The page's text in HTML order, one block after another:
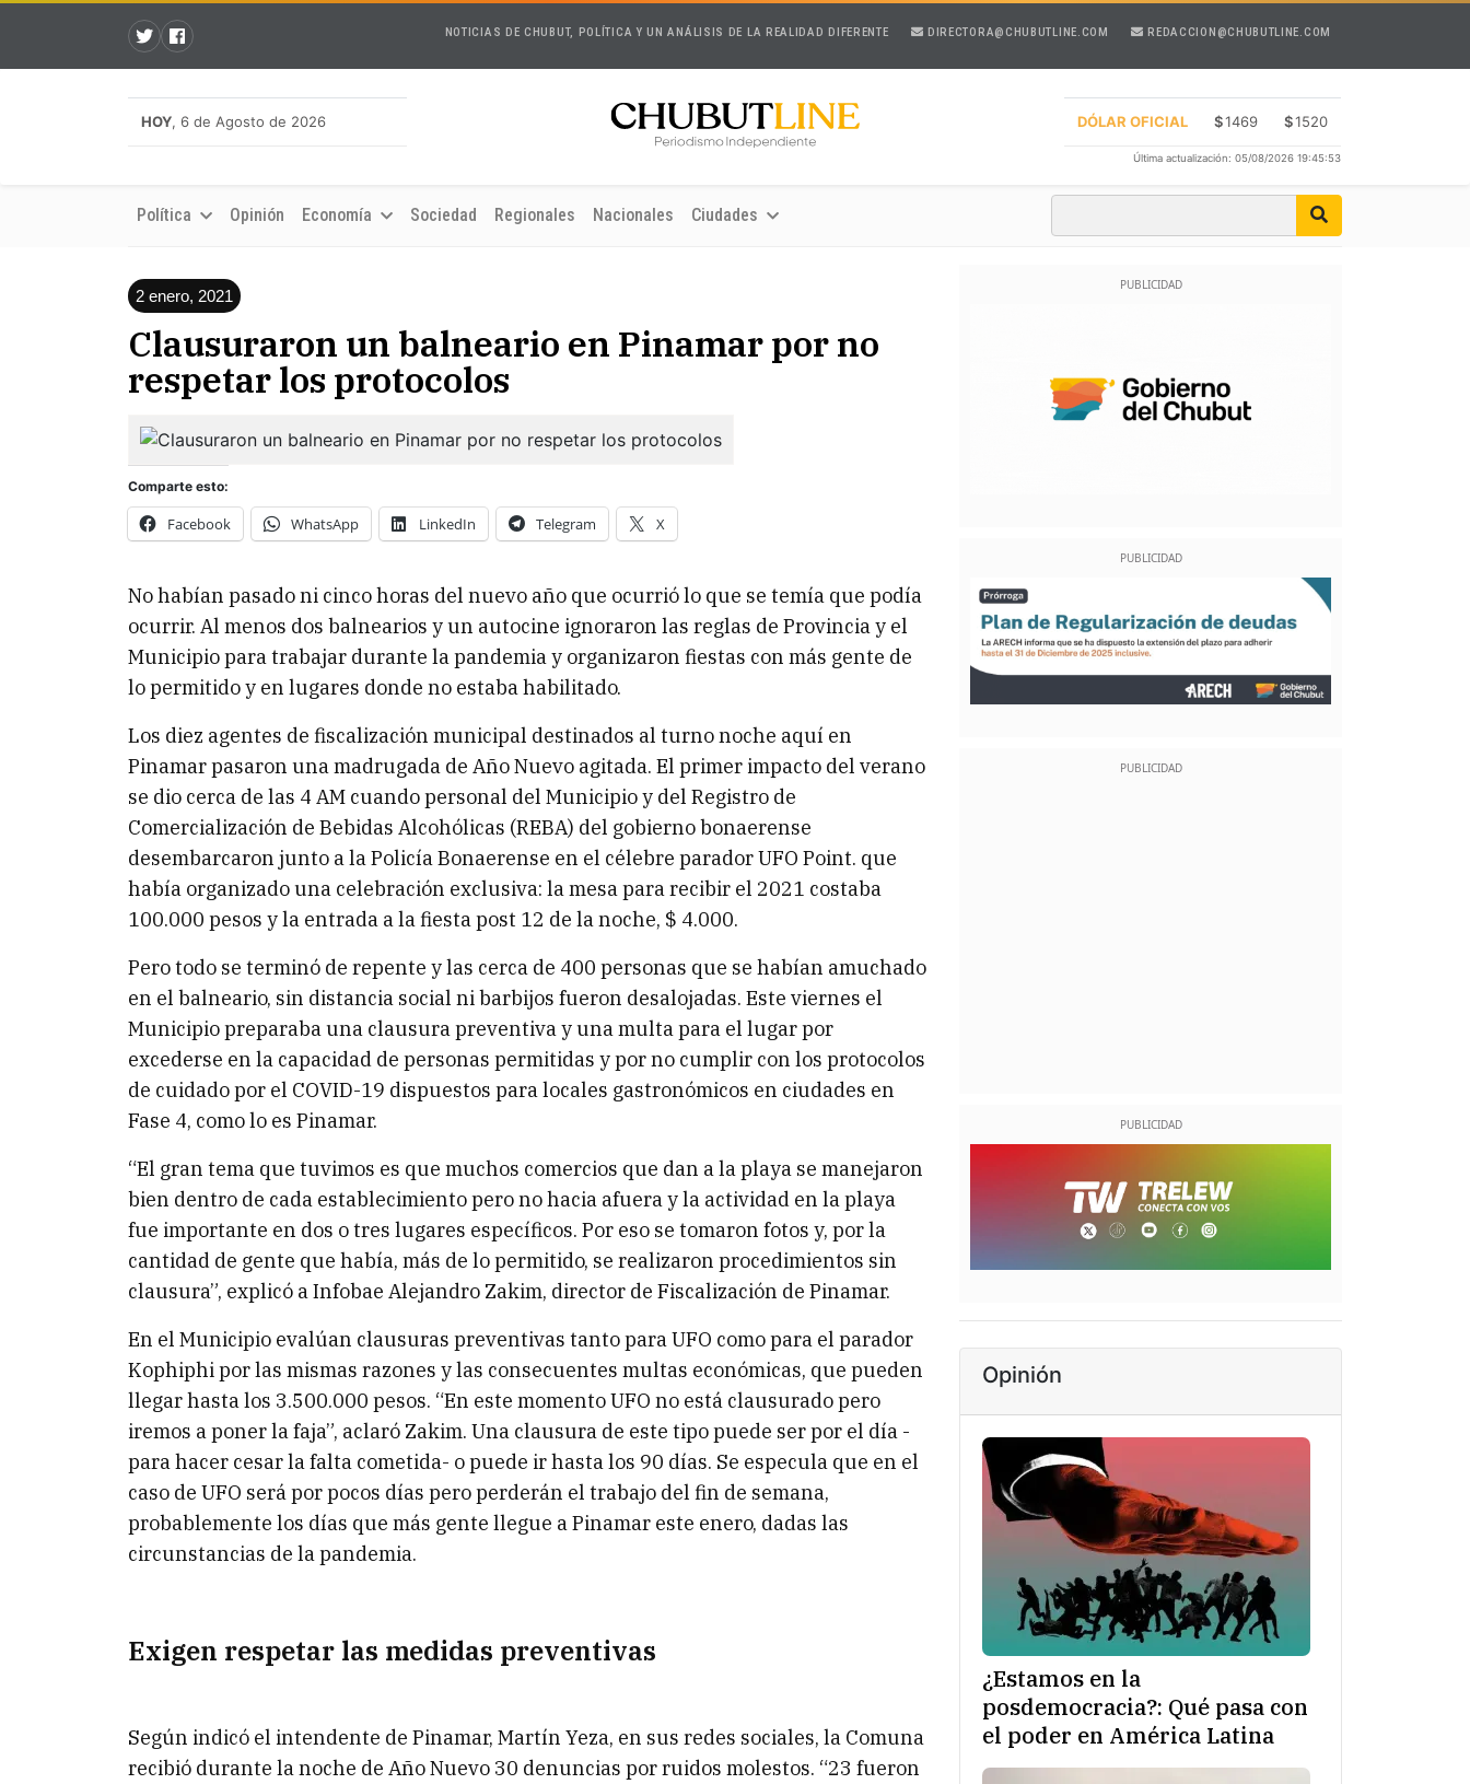
NOTICIAS DE CHUBUT, POLÍTICA Y UN ANÁLISIS DE LA REALIDAD DIFERENTE DIRECTORA@CHUBUTLINE.COM REDACCION@CHUBUTLINE.COM
HOY, 6 de Agosto de 2026 DÓLAR OFICIAL $1469 $1520
Última actualización: 05/08/2026 19:45:53
Política Opinión Economía Sociedad Regionales Nacionales Ciudades
2 enero, 2021
Clausuraron un balneario en Pinamar por no
respetar los protocolos
Comparte esto:
Facebook WhatsApp LinkedIn Telegram X
No habían pasado ni cinco horas del nuevo año que ocurrió lo que se temía que podía
ocurrir. Al menos dos balnearios y un autocine ignoraron las reglas de Provincia y el
Municipio para trabajar durante la pandemia y organizaron fiestas con más gente de
lo permitido y en lugares donde no estaba habilitado.
Los diez agentes de fiscalización municipal destinados al turno noche aquí en
Pinamar pasaron una madrugada de Año Nuevo agitada. El primer impacto del verano
se dio cerca de las 4 AM cuando personal del Municipio y del Registro de
Comercialización de Bebidas Alcohólicas (REBA) del gobierno bonaerense
desembarcaron junto a la Policía Bonaerense en el célebre parador UFO Point. que
había organizado una celebración exclusiva: la mesa para recibir el 2021 costaba
100.000 pesos y la entrada a la fiesta post 12 de la noche, $ 4.000.
Pero todo se terminó de repente y las cerca de 400 personas que se habían amuchado
en el balneario, sin distancia social ni barbijos fueron desalojadas. Este viernes el
Municipio preparaba una clausura preventiva y una multa para el lugar por
excederse en la capacidad de personas permitidas y por no cumplir con los protocolos
de cuidado por el COVID-19 dispuestos para locales gastronómicos en ciudades en
Fase 4, como lo es Pinamar.
“El gran tema que tuvimos es que muchos comercios que dan a la playa se manejaron
bien dentro de cada establecimiento pero no hacia afuera y la actividad en la playa
fue importante en dos o tres lugares específicos. Por eso se tomaron fotos y, por la
cantidad de gente que había, más de lo permitido, se realizaron procedimientos sin
clausura”, explicó a Infobae Alejandro Zakim, director de Fiscalización de Pinamar.
En el Municipio evalúan clausuras preventivas tanto para UFO como para el parador
Kophiphi por las mismas razones y las consecuentes multas económicas, que pueden
llegar hasta los 3.500.000 pesos. “En este momento UFO no está clausurado pero
iremos a poner la faja”, aclaró Zakim. Una clausura de este tipo puede ser por el día -
para hacer cesar la falta cometida- o puede ir hasta los 90 días. Se especula que en el
caso de UFO será por pocos días pero perderán el trabajo del fin de semana,
probablemente los días que más gente llegue a Pinamar este enero, dadas las
circunstancias de la pandemia.
Exigen respetar las medidas preventivas
Según indicó el intendente de Pinamar, Martín Yeza, en sus redes sociales, la Comuna
recibió durante la noche de Año Nuevo 30 denuncias por ruidos molestos. “23 fueron
Opinión
¿Estamos en la
posdemocracia?: Qué pasa con
el poder en América Latina